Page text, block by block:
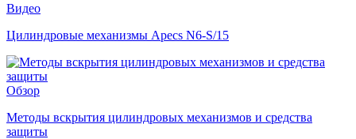
Видео
Цилиндровые механизмы Apecs N6-S/15
Обзор
Методы вскрытия цилиндровых механизмов и средства
защиты